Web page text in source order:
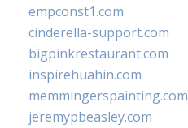
empconst1.com
cinderella-support.com
bigpinkrestaurant.com
inspirehuahin.com
memmingerspainting.com
jeremypbeasley.com